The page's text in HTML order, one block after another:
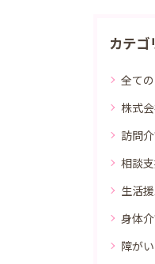
カテゴ
全て
株式
訪問介
相談
生活
身体
障がい